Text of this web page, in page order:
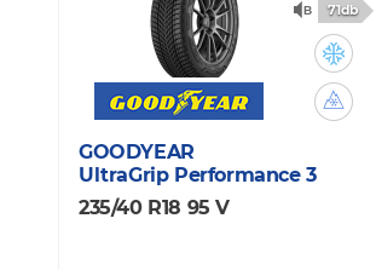
71db
GOODYEAR
UltraGrip Performance 3
235/40 R18 95 V